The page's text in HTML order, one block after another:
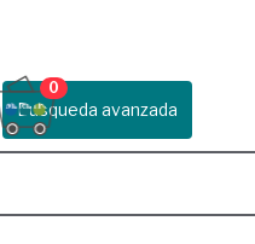
Busqueda avanzada
0